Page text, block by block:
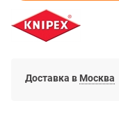
Доставка в Москва